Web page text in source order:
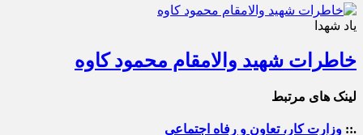
یاد شهدا
خاطرات شهید والامقام محمود کاوه‌
لینک های مرتبط
.:: وزارت کار، تعاون و رفاه اجتماعی